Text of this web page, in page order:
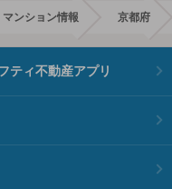
マンション情報 京都府
ティ不動産アプリ